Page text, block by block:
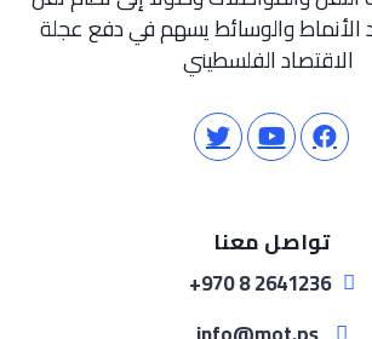
والوسائط يسهم في دفع عجلة
الاقتصاد الفلسطيني
تواصل معنا
2641236 8 970+